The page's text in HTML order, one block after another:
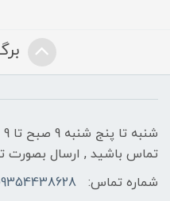
تماس باشید , ارسال بصورت
شماره تماس: